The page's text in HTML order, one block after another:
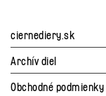
ciernediery.sk
Archív diel
Obchodné podmienky